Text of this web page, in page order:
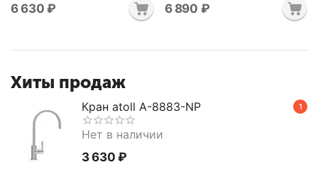
6 630 ₽ 6 890 ₽
Хиты продаж
1
Кран atoll A-8883-NP
Нет в наличии
3 630 ₽